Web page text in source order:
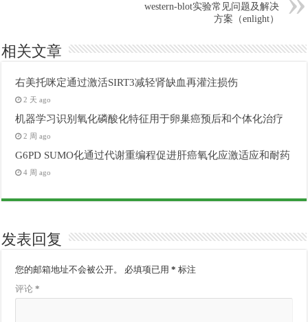
western-blot实验常见问题及解决
方案（enlight）
相关文章
右美托咪定通过激活SIRT3减轻肾缺血再灌注损伤
2 天 ago
机器学习识别氧化磷酸化特征用于卵巢癌预后和个体化治疗
2 周 ago
G6PD SUMO化通过代谢重编程促进肝癌氧化应激适应和耐药
4 周 ago
发表回复
您的邮箱地址不会被公开。 必填项已用* 标注
评论*